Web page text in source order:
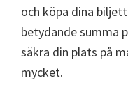
och köpa dina
betydande summa
säkra din plats på
mycket.